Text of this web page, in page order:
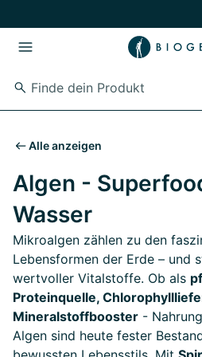
Alle anzeigen
Algen -
Wasser
Mikroalgen zählen zu den
Lebensformen der Erde – und
wertvoller Vitalstoffe. Ob als
Proteinquelle,
Mineralstoffbooster -
Algen sind heute fester